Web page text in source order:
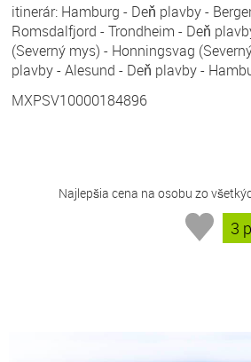
itinerár: Hamburg - Deň plavby -
Romsdalfjord - Trondheim - Deň
(Severný mys) - Honningsvag
plavby - Alesund - Deň plavby -
MXPSV10000184896
Najlepšia cena na osobu zo
3